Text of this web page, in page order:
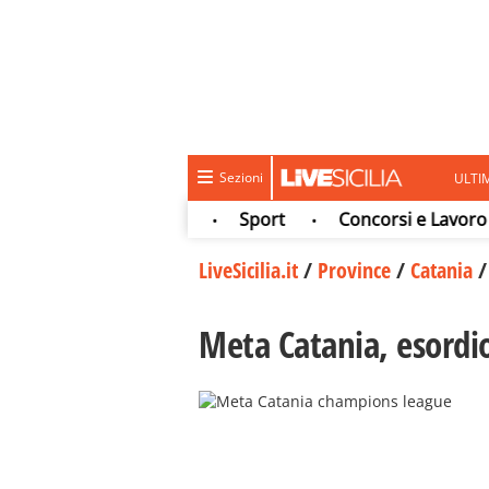
Sezioni
Sport • Concorsi e Lavoro •
LiveSicilia.it/ Province/Catania/
Meta Catania,